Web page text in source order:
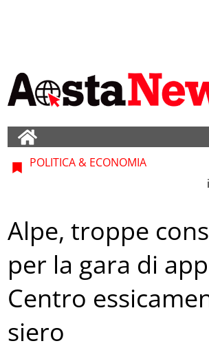
POLITICA & ECONOMIA
Alpe, troppe
per la gara di
Centro
siero